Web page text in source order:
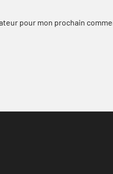
pour mon prochain